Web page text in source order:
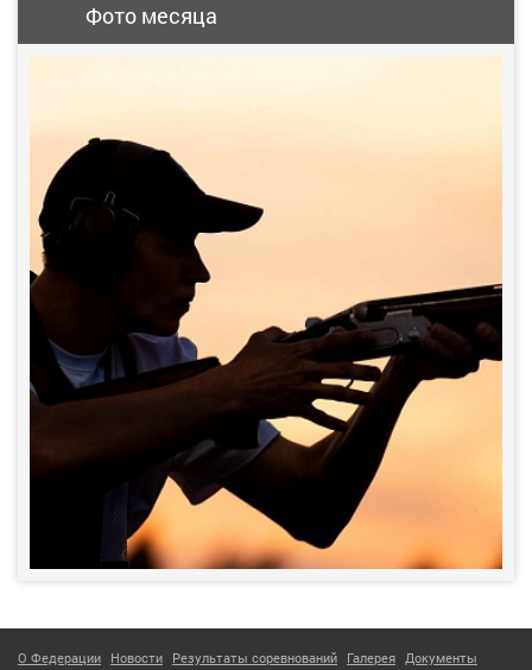
Фото месяца
О Федерации Новости Результаты соревнований Галерея Документы